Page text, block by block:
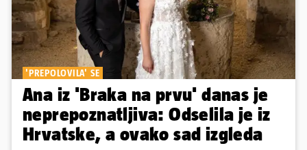
'PREPOLOVILA' SE
Ana iz 'Braka na prvu' danas je
neprepoznatljiva: Odselila je iz
Hrvatske, a ovako sad izgleda